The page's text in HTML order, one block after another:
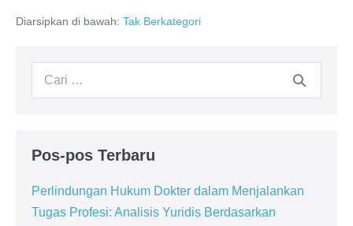
Diarsipkan di bawah: Tak Berkategori
Pencarian
Pos-pos Terbaru
Perlindungan Hukum Dokter dalam Menjalankan
Tugas Profesi: Analisis Yuridis Berdasarkan